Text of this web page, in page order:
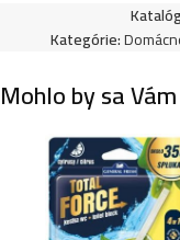
Kategórie:
Mohlo by sa